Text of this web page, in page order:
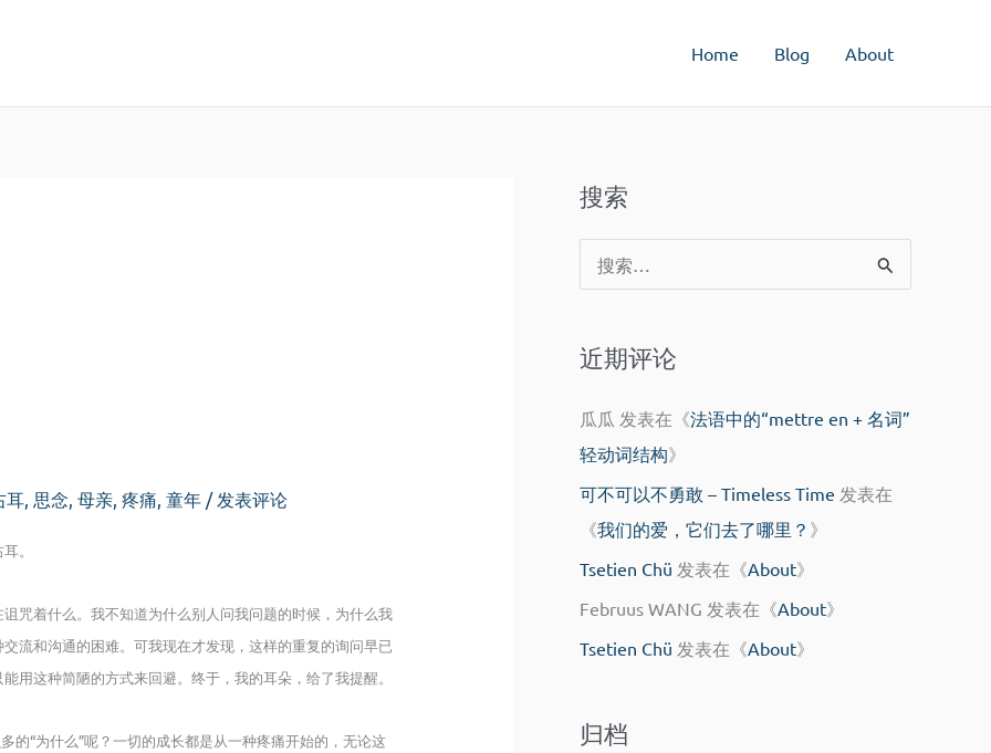
Home Blog About
耳, 思念 母亲, 疼痛 童年/ 发表评论
。
咒着什么。我不知道为什么别人问我问题的时候，为什么我
流和沟通的困难。可我现在才发现，这样的重复的询问早已
用这种简陋的方式来回避。终于，我的耳朵，给了我提醒。
的“为什么”呢？一切的成长都是从一种疼痛开始的，无论这
搜索
索
近期评论
瓜瓜 发表在《法语中的“mettre en + 名词”
轻动词结构》
可不可以不勇敢 – Timeless Time 发表在
《我们的爱，它们去了哪里？ 》
Tsetien Chü 发表在《About》
Februus WANG 发表在《About》
Tsetien Chü 发表在《About》
归档